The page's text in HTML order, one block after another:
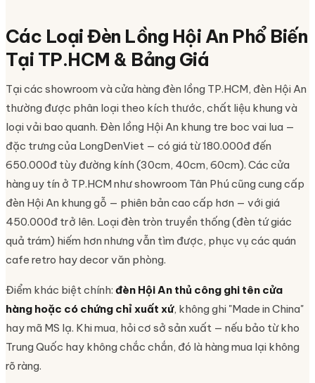
Các Loại Đèn Lồng Hội An Phổ Biến
Tại TP.HCM & Bảng Giá
Tại các showroom và cửa hàng đèn lồng TP.HCM, đèn Hội An
thường được phân loại theo kích thước, chất liệu khung và
loại vải bao quanh. Đèn lồng Hội An khung tre boc vai lua —
đặc trưng của LongDenViet — có giá từ 180.000đ đến
650.000đ tùy đường kính (30cm, 40cm, 60cm). Các cửa
hàng uy tín ở TP.HCM như showroom Tân Phú cũng cung cấp
đèn Hội An khung gỗ — phiên bản cao cấp hơn — với giá
450.000đ trở lên. Loại đèn tròn truyền thống (đèn tứ giác
quả trám) hiếm hơn nhưng vẫn tìm được, phục vụ các quán
cafe retro hay decor văn phòng.
Điểm khác biệt chính: đèn Hội An thủ công ghi tên cửa
hàng hoặc có chứng chỉ xuất xứ, không ghi "Made in China"
hay mã MS lạ. Khi mua, hỏi cơ sở sản xuất — nếu bảo từ kho
Trung Quốc hay không chắc chắn, đó là hàng mua lại không
rõ ràng.